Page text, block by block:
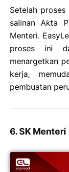
Setelah
salinan Akta
Menteri.
proses ini
menargetkan
kerja,
pembuatan
6. SK Menteri